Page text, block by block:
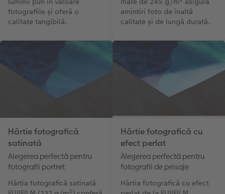
fotografiile și oferă o
calitate tangibilă.
amintiri foto de înaltă
calitate și de lungă durată.
Hârtie fotografică
satinată
Alegerea perfectă pentru
fotografii portret
Hârtia fotografică satinată
Hârtie fotografică cu
efect perlat
Alegerea perfectă pentru
fotografii de peisaje
Hârtia fotografică cu efect